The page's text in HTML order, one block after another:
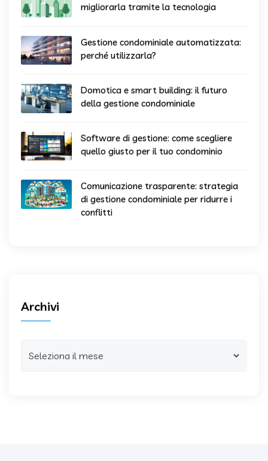
migliorarla tramite la tecnologia
Gestione condominiale automatizzata:
perché utilizzarla?
Domotica e smart building: il futuro
della gestione condominiale
Software di gestione: come scegliere
quello giusto per il tuo condominio
Comunicazione trasparente: strategia
di gestione condominiale per ridurre i
conflitti
Archivi